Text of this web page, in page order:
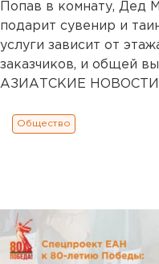
Попав в комнату, Дед
подарит сувенир и
услуги зависит от
заказчиков, и общей
АЗИАТСКИЕ
Общество